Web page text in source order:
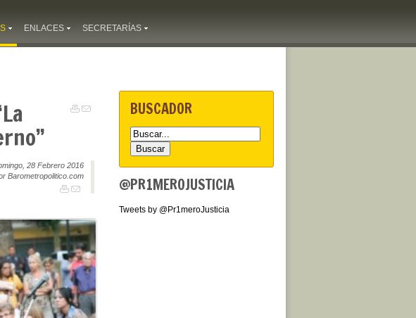
ENLACES SECRETARÍAS
28 Febrero 2016
Barometropolitico.com
BUSCADOR
@PR1MEROJUSTICIA
Tweets by @Pr1meroJusticia